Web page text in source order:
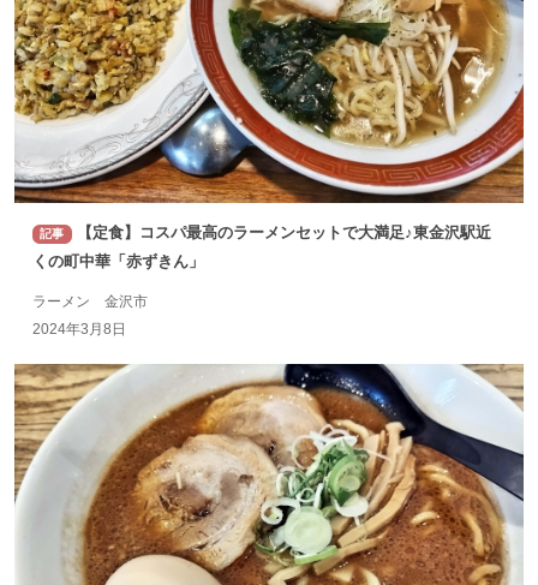
記事
【定食】コスパ最高のラーメンセットで大満足♪東金沢駅近
くの町中華「赤ずきん」
ラーメン 金沢市
2024年3月8日